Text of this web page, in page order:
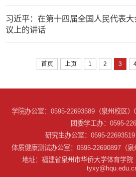
习近平：在第十四届全国人民代表
议上的讲话
首页 上页 1 2 3
学院办公室：0595-22693589（泉州校区）
团委学工办：0595-
研究生办公室：0595-
体质健康测试办公室：0595-22690897（泉
地址：福建省泉州市华侨大学体育学院